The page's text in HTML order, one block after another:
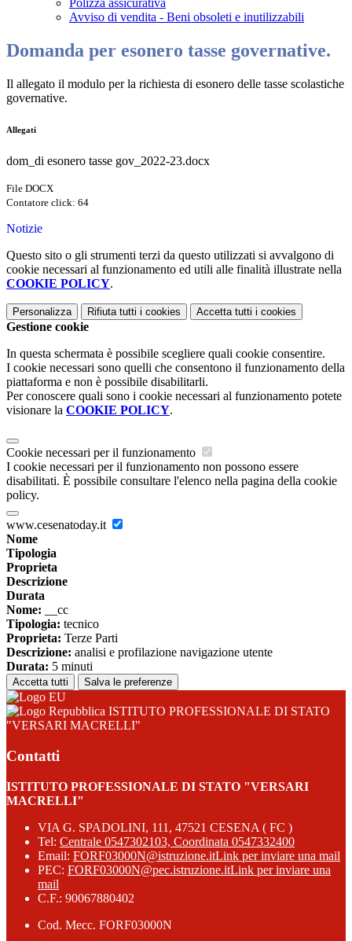
Polizza assicurativa
Avviso di vendita - Beni obsoleti e inutilizzabili
Domanda per esonero tasse governative.
Il allegato il modulo per la richiesta di esonero delle tasse scolastiche
governative.
Allegati
dom_di esonero tasse gov_2022-23.docx
File DOCX
Contatore click: 64
Notizie
Questo sito o gli strumenti terzi da questo utilizzati si avvalgono di
cookie necessari al funzionamento ed utili alle finalità illustrate nella
COOKIE POLICY.
Personalizza Rifiuta tutti i cookies Accetta tutti i cookies
Gestione cookie
In questa schermata è possibile scegliere quali cookie consentire.
I cookie necessari sono quelli che consentono il funzionamento della
piattaforma e non è possibile disabilitarli.
Per conoscere quali sono i cookie necessari al funzionamento potete
visionare la COOKIE POLICY.
Cookie necessari per il funzionamento
I cookie necessari per il funzionamento non possono essere
disabilitati. È possibile consultare l'elenco nella pagina della cookie
policy.
www.cesenatoday.it
Nome
Tipologia
Proprieta
Descrizione
Durata
Nome: __cc
Tipologia: tecnico
Proprieta: Terze Parti
Descrizione: analisi e profilazione navigazione utente
Durata: 5 minuti
Accetta tutti Salva le preferenze
ISTITUTO PROFESSIONALE DI STATO
"VERSARI MACRELLI"
Contatti
ISTITUTO PROFESSIONALE DI STATO "VERSARI
MACRELLI"
VIA G. SPADOLINI, 111, 47521 CESENA ( FC )
Tel: Centrale 0547302103, Coordinata 0547332400
Email: FORF03000N@istruzione.itLink per inviare una mail
PEC: FORF03000N@pec.istruzione.itLink per inviare una
mail
C.F.: 90067880402
Cod. Mecc. FORF03000N